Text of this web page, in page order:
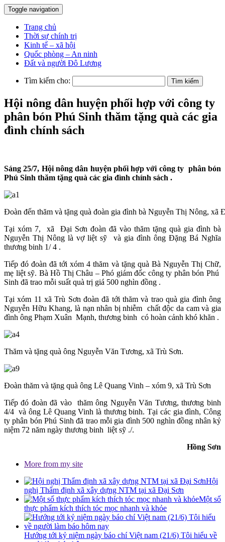
Toggle navigation
Trang chủ
Thời sự chính trị
Kinh tế – xã hội
Quốc phòng – An ninh
Đất và người Đô Lương
Tìm kiếm cho:
Hội nông dân huyện phối hợp với công ty
phân bón Phú Sinh thăm tặng quà các gia
đình chính sách
Sáng 25/7, Hội nông dân huyện phối hợp với công ty phân bón
Phú Sinh thăm tặng quà các gia đình chính sách .
Đoàn đến thăm và tặng quà đoàn gia đình bà Nguyễn Thị Nông, xã
Tại xóm 7, xã Đại Sơn đoàn đã vào thăm tặng quà gia đình bà
Nguyễn Thị Nông là vợ liệt sỹ và gia đình ông Đặng Bá Nghĩa
thương binh 1/ 4 .
Tiếp đó đoàn đã tới xóm 4 thăm và tặng quà Bà Nguyễn Thị Chữ,
mẹ liệt sỹ. Bà Hồ Thị Châu – Phó giám đốc công ty phân bón Phú
Sinh đã trao mỗi suất quà trị giá 500 nghìn đồng .
Tại xóm 11 xã Trù Sơn đoàn đã tới thăm và trao quà gia đình ông
Nguyễn Hữu Khang, là nạn nhân bị nhiễm chất độc da cam và gia
đình ông Phạm Xuân Mạnh, thương binh có hoàn cảnh khó khăn .
Thăm và tặng quà ông Nguyễn Văn Tương, xã Trù Sơn.
Đoàn thăm và tặng quà ông Lê Quang Vinh – xóm 9, xã Trù Sơn
Tiếp đó đoàn đã vào thăm ông Nguyễn Văn Tương, thương binh
4/4 và ông Lê Quang Vinh là thương binh. Tại các gia đình, Công
ty phân bón Phú Sinh đã trao mỗi gia đình 500 nghìn đồng nhân kỷ
niệm 72 năm ngày thương binh liệt sỹ ./.
Hồng Sơn
More from my site
Hội
nghị Thẩm định xã xây dựng NTM tại xã Đại Sơn
Một số
thực phẩm kích thích tóc mọc nhanh và khỏe
Hướng tới kỷ niệm ngày báo chí Việt nam (21/6) Tôi hiểu về